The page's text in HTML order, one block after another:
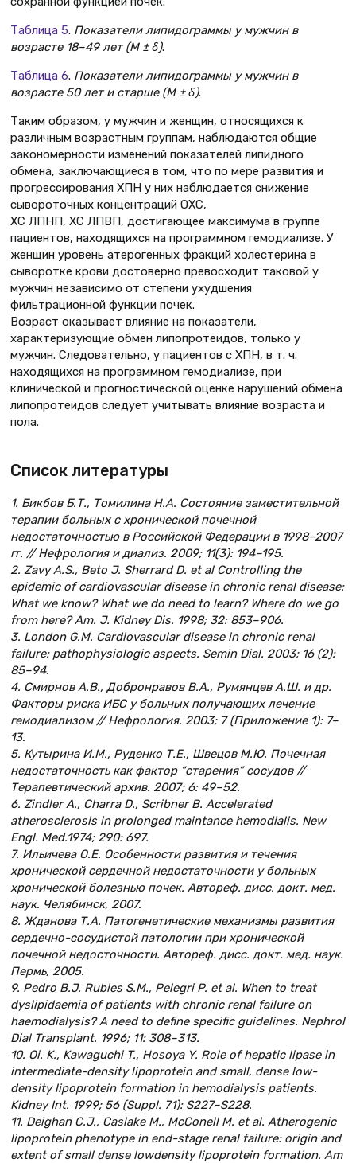
Таблица 5. Показатели липидограммы у мужчин в
возрасте 18–49 лет (М ± δ).
Таблица 6. Показатели липидограммы у мужчин в
возрасте 50 лет и старше (М ± δ).
Таким образом, у мужчин и женщин, относящихся к
различным возрастным группам, наблюдаются общие
закономерности изменений показателей липидного
обмена, заключающиеся в том, что по мере развития и
прогрессирования ХПН у них наблюдается снижение
сывороточных концентраций ОХС,
ХС ЛПНП, ХС ЛПВП, достигающее максимума в группе
пациентов, находящихся на программном гемодиализе. У
женщин уровень атерогенных фракций холестерина в
сыворотке крови достоверно превосходит таковой у
мужчин независимо от степени ухудшения
фильтрационной функции почек.
Возраст оказывает влияние на показатели,
характеризующие обмен липопротеидов, только у
мужчин. Следовательно, у пациентов с ХПН, в т. ч.
находящихся на программном гемодиализе, при
клинической и прогностической оценке нарушений обмена
липопротеидов следует учитывать влияние возраста и
пола.
Список литературы
1. Бикбов Б.Т., Томилина Н.А. Состояние заместительной
терапии больных с хронической почечной
недостаточностью в Российской Федерации в 1998–2007
гг. // Нефрология и диализ. 2009; 11(3): 194–195.
2. Zavy A.S., Beto J. Sherrard D. et al Controlling the
epidemic of cardiovascular disease in chronic renal disease:
What we know? What we do need to learn? Where do we go
from here? Am. J. Kidney Dis. 1998; 32: 853–906.
3. London G.M. Cardiovascular disease in chronic renal
failure: pathophysiologic aspects. Semin Dial. 2003; 16 (2):
85–94.
4. Смирнов А.В., Добронравов В.А., Румянцев А.Ш. и др.
Факторы риска ИБС у больных получающих лечение
гемодиализом // Нефрология. 2003; 7 (Приложение 1): 7–
13.
5. Кутырина И.М., Руденко Т.Е., Швецов М.Ю. Почечная
недостаточность как фактор “старения” сосудов //
Терапевтический архив. 2007; 6: 49–52.
6. Zindler A., Charra D., Scribner B. Аccelerated
atherosclerosis in prolonged maintance hemodialis. New
Engl. Med.1974; 290: 697.
7. Ильичева О.Е. Особенности развития и течения
хронической сердечной недостаточности у больных
хронической болезнью почек. Автореф. дисc. докт. мед.
наук. Челябинск, 2007.
8. Жданова Т.А. Патогенетические механизмы развития
сердечно-сосудистой патологии при хронической
почечной недосточности. Автореф. дисc. докт. мед. наук.
Пермь, 2005.
9. Pedro B.J. Rubies S.M., Pelegri P. et al. When to treat
dyslipidaemia of patients with chronic renal failure on
haemodialysis? A need to define specific guidelines. Nephrol
Dial Transplant. 1996; 11: 308–313.
10. Oi. K., Kawaguchi T., Hosoya Y. Role of hepatic lipase in
intermediate-density lipoprotein and small, dense low-
density lipoprotein formation in hemodialysis patients.
Kidney Int. 1999; 56 (Suppl. 71): S227–S228.
11. Deighan C.J., Caslake M., McConell M. et al. Atherogenic
lipoprotein phenotype in end-stage renal failure: origin and
extent of small dense lowdensity lipoprotein formation. Am